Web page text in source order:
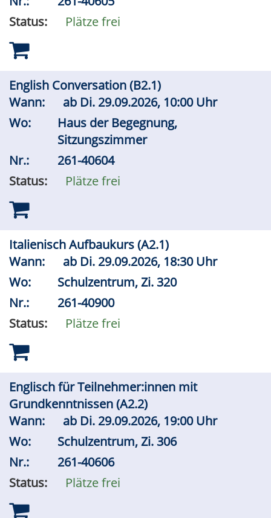
Status:
Plätze frei
English Conversation (B2.1)
Wann:
ab Di. 29.09.2026, 10:00 Uhr
Wo:
Haus der Begegnung,
Sitzungszimmer
Nr.:
261-40604
Status:
Plätze frei
Italienisch Aufbaukurs (A2.1)
Wann:
ab Di. 29.09.2026, 18:30 Uhr
Wo:
Schulzentrum, Zi. 320
Nr.:
261-40900
Status:
Plätze frei
Englisch für Teilnehmer:innen mit
Grundkenntnissen (A2.2)
Wann:
ab Di. 29.09.2026, 19:00 Uhr
Wo:
Schulzentrum, Zi. 306
Nr.:
261-40606
Status:
Plätze frei